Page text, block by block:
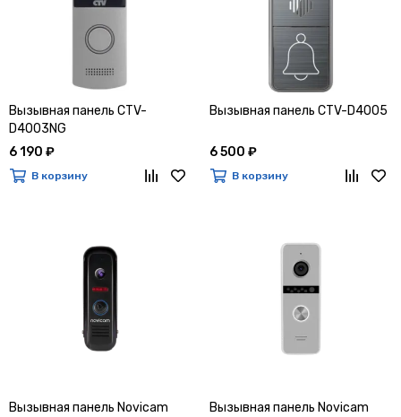
Вызывная панель CTV-
D4003NG
6 190 ₽
В корзину
Вызывная панель CTV-D4005
6 500 ₽
В корзину
Вызывная панель Novicam
Вызывная панель Novicam